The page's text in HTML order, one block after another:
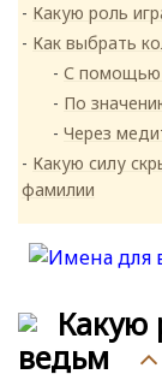
Какую роль
Как выбрать
С помощью
По
Через
Какую силу
фамилии
Какую
ведьм